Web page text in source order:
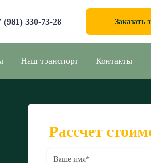
(981) 330-73-28 Заказать
Наш транспорт Контакты
Рассчет